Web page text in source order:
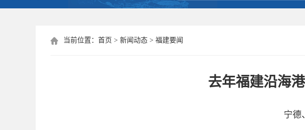
 当前位置： 首页 > 新闻动态 > 福建要闻
去年福建沿海
宁德